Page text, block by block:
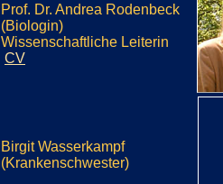
Prof. Dr. Andrea Rodenbeck
(Biologin)
Wissenschaftliche Leiterin
CV
Birgit Wasserkampf
(Krankenschwester)